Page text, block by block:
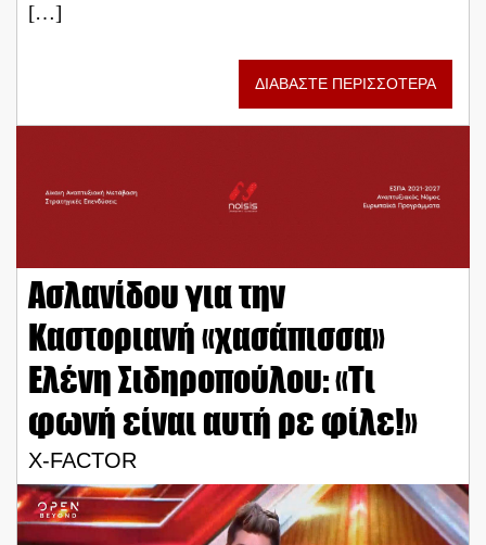
[…]
ΔΙΑΒΑΣΤΕ ΠΕΡΙΣΣΟΤΕΡΑ
Ασλανίδου για την
Καστοριανή «χασάπισσα»
Ελένη Σιδηροπούλου: «Τι
φωνή είναι αυτή ρε φίλε!»
X-FACTOR